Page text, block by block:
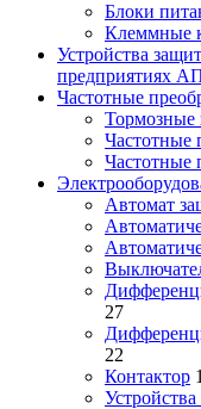
Блоки
Клеммные
Устройства
предприятиях
Частотные
Тормозные
Частотные
Частотные
Автомат
27
22
Контактор